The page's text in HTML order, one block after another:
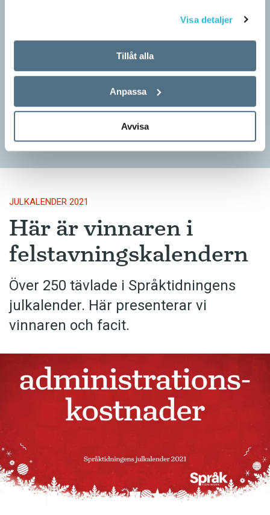
Visa detaljer
Tillåt alla
Anpassa
Avvisa
Felstavningskalender 19 december
I år är Språktidningens julkalender en felstavningskalender. Varje
dag fram till julafton publicerar vi ett felstavat svenskt ord. I
varje felstavat ord finns en bokstav…
JULKALENDER 2021
Här är vinnaren i
felstavningskalendern
Över 250 tävlade i Språktidningens
julkalender. Här presenterar vi
vinnaren och facit.